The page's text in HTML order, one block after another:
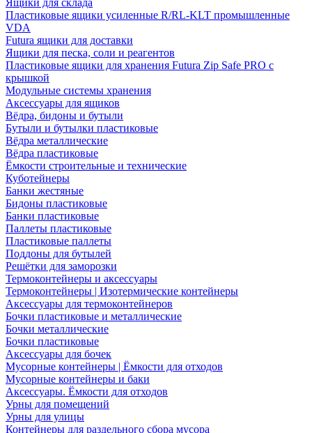
Ящики для склада
Пластиковые ящики усиленные R/RL-KLT промышленные
VDA
Futura ящики для доставки
Ящики для песка, соли и реагентов
Пластиковые ящики для хранения Futura Zip Safe PRO с
крышкой
Модульные системы хранения
Аксессуары для ящиков
Вёдра, бидоны и бутыли
Бутыли и бутылки пластиковые
Вёдра металлические
Вёдра пластиковые
Ёмкости строительные и технические
Куботейнеры
Банки жестяные
Бидоны пластиковые
Банки пластиковые
Паллеты пластиковые
Пластиковые паллеты
Поддоны для бутылей
Решётки для заморозки
Термоконтейнеры и аксессуары
Термоконтейнеры | Изотермические контейнеры
Аксессуары для термоконтейнеров
Бочки пластиковые и металлические
Бочки металлические
Бочки пластиковые
Аксессуары для бочек
Мусорные контейнеры | Ёмкости для отходов
Мусорные контейнеры и баки
Аксессуары. Ёмкости для отходов
Урны для помещений
Урны для улицы
Контейнеры для раздельного сбора мусора